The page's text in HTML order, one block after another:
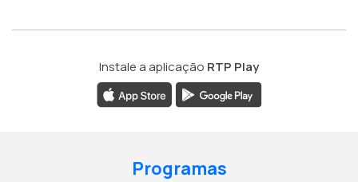
Instale a aplicação RTP Play
Programas